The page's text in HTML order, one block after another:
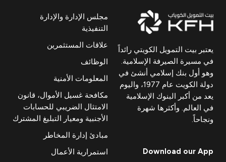
يعتبر بيت التمويل الكويتي رائداً
في مسيرة الصيرفة الإسلامية.
وهو أول بنك إسلامي أنشئ في
دولة الكويت عام 1977، واليوم
يعد من أكبر البنوك الإسلامية
في العالم. وأكثرها شهرة
ونجاحاً.
Download our App
مجلس الإدارة والإدارة
التنفيذية
علاقات المستثمرين
الوظائف
المعلومات الأمنية
مكافحة غسيل الأموال، قانون
الامتثال الضريبي للحسابات
الأجنبية ومعيار التبليغ المشترك
مبادئ إدارة المخاطر
استمرارية الأعمال